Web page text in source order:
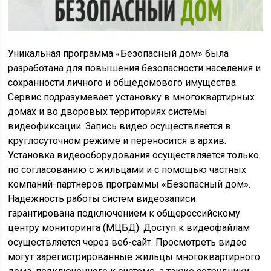
Уникальная программа «Безопасный дом» была
разработана для повышения безопасности населения и
сохранности личного и общедомового имущества.
Сервис подразумевает установку в многоквартирных
домах и во дворовых территориях системы
видеофиксации. Запись видео осуществляется в
круглосуточном режиме и переносится в архив.
Установка видеооборудования осуществляется только
по согласованию с жильцами и с помощью частных
компаний-партнеров программы «Безопасный дом».
Надежность работы систем видеозаписи
гарантирована подключением к общероссийскому
центру мониторинга (МЦБД). Доступ к видеофайлам
осуществляется через веб-сайт. Просмотреть видео
могут зарегистрированные жильцы многоквартирного